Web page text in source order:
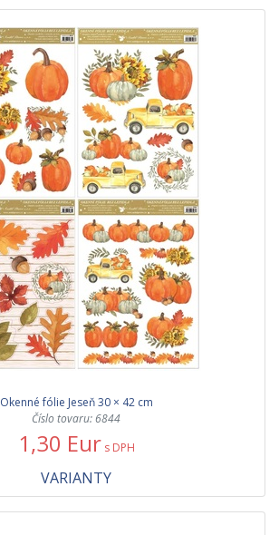
Okenné fólie Jeseň 30 × 42 cm
Číslo tovaru: 6844
1,30 Eur s DPH
VARIANTY